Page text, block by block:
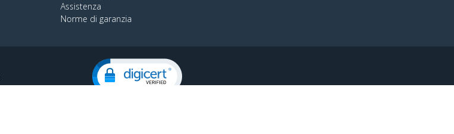
Assistenza
Norme di garanzia